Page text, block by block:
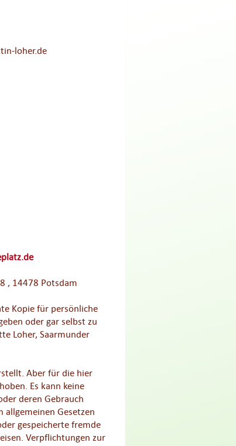
loher.de
, 14478 Potsdam
Kopie für persönliche
oder gar selbst zu
Loher, Saarmunder
Aber für die hier
Es kann keine
deren Gebrauch
allgemeinen Gesetzen
gespeicherte fremde
Verpflichtungen zur